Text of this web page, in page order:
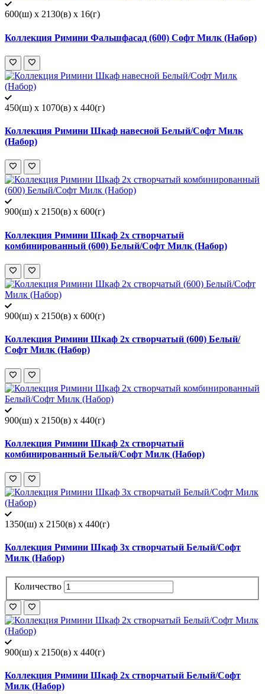
600(ш) x 2130(в) x 16(г)
Коллекция Римини Фальшфасад (600) Софт Милк (Набор)
450(ш) x 1070(в) x 440(г)
Коллекция Римини Шкаф навесной Белый/Софт Милк
(Набор)
900(ш) x 2150(в) x 600(г)
Коллекция Римини Шкаф 2х створчатый
комбинированный (600) Белый/Софт Милк (Набор)
900(ш) x 2150(в) x 600(г)
Коллекция Римини Шкаф 2х створчатый (600) Белый/
Софт Милк (Набор)
900(ш) x 2150(в) x 440(г)
Коллекция Римини Шкаф 2х створчатый
комбинированный Белый/Софт Милк (Набор)
1350(ш) x 2150(в) x 440(г)
Коллекция Римини Шкаф 3х створчатый Белый/Софт
Милк (Набор)
Количество
900(ш) x 2150(в) x 440(г)
Коллекция Римини Шкаф 2х створчатый Белый/Софт
Милк (Набор)